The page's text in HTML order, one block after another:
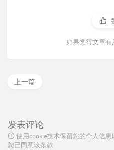
如果觉得文章
上一篇
发表评论
使用cookie技术保留您的个人信
您已同意该条款